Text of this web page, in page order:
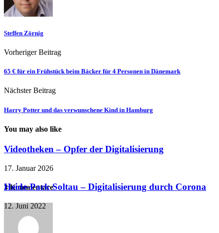
Steffen Zörnig
Vorheriger Beitrag
65 € für ein Frühstück beim Bäcker für 4 Personen in Dänemark
Nächster Beitrag
Harry Potter und das verwunschene Kind in Hamburg
You may also like
Videotheken – Opfer der Digitalisierung
17. Januar 2026
Heide-Park Soltau – Digitalisierung durch Corona
12. Juni 2022
3 Kommentare